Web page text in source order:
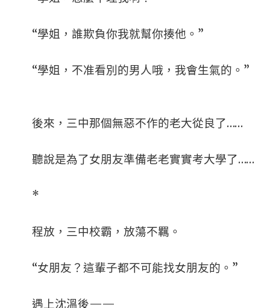
“學姐，誰欺負你我就幫你揍他。”
“學姐，不准看別的男人哦，我會生氣的。”
後來，三中那個無惡不作的老大從良了……
聽說是為了女朋友準備老老實實考大學了……
*
程放，三中校霸，放蕩不羈。
“女朋友？這輩子都不可能找女朋友的。”
遇上沈溫後——